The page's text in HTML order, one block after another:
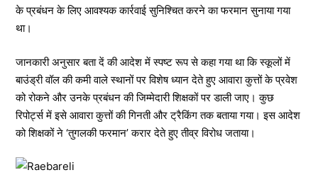
के प्रबंधन के लिए आवश्यक कार्रवाई सुनिश्चित करने का फरमान सुनाया गया
था।
जानकारी अनुसार बता दें की आदेश में स्पष्ट रूप से कहा गया था कि स्कूलों में
बाउंड्री वॉल की कमी वाले स्थानों पर विशेष ध्यान देते हुए आवारा कुत्तों के प्रवेश
को रोकने और उनके प्रबंधन की जिम्मेदारी शिक्षकों पर डाली जाए। कुछ
रिपोर्ट्स में इसे आवारा कुत्तों की गिनती और ट्रैकिंग तक बताया गया। इस आदेश
को शिक्षकों ने ‘तुगलकी फरमान’ करार देते हुए तीव्र विरोध जताया।